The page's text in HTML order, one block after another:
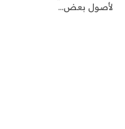
لأصول بعض…